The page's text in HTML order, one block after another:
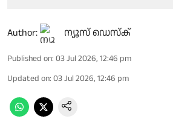
Author: ന്യൂസ് ഡെസ്ക്
Published on: 03 Jul 2026, 12:46 pm
Updated on: 03 Jul 2026, 12:46 pm